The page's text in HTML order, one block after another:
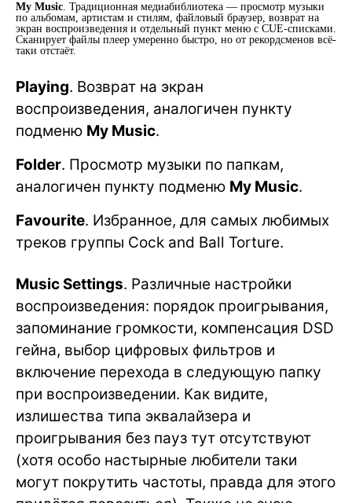
My Music. Традиционная медиабиблиотека — просмотр музыки
по альбомам, артистам и стилям, файловый браузер, возврат на
экран воспроизведения и отдельный пункт меню с CUE-списками.
Сканирует файлы плеер умеренно быстро, но от рекордсменов всё-
таки отстаёт.
Playing. Возврат на экран
воспроизведения, аналогичен пункту
подменю My Music.
Folder. Просмотр музыки по папкам,
аналогичен пункту подменю My Music.
Favourite. Избранное, для самых любимых
треков группы Cock and Ball Torture.
Music Settings. Различные настройки
воспроизведения: порядок проигрывания,
запоминание громкости, компенсация DSD
гейна, выбор цифровых фильтров и
включение перехода в следующую папку
при воспроизведении. Как видите,
излишества типа эквалайзера и
проигрывания без пауз тут отсутствуют
(хотя особо настырные любители таки
могут покрутить частоты, правда для этого